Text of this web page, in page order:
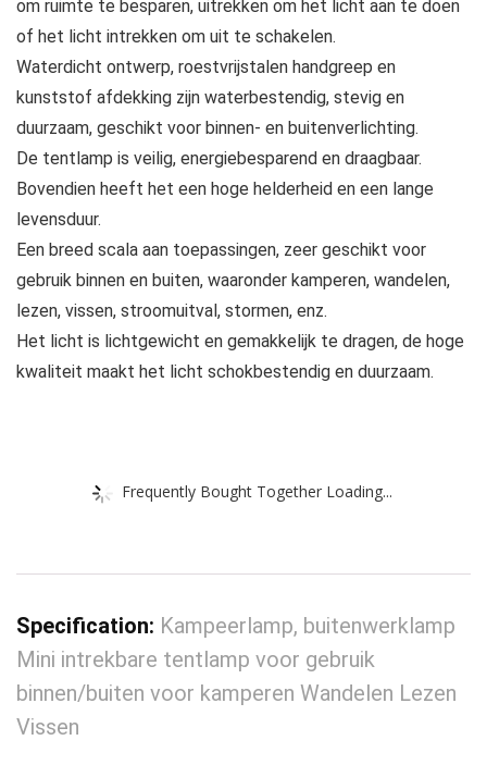
om ruimte te besparen, uitrekken om het licht aan te doen
of het licht intrekken om uit te schakelen.
Waterdicht ontwerp, roestvrijstalen handgreep en
kunststof afdekking zijn waterbestendig, stevig en
duurzaam, geschikt voor binnen- en buitenverlichting.
De tentlamp is veilig, energiebesparend en draagbaar.
Bovendien heeft het een hoge helderheid en een lange
levensduur.
Een breed scala aan toepassingen, zeer geschikt voor
gebruik binnen en buiten, waaronder kamperen, wandelen,
lezen, vissen, stroomuitval, stormen, enz.
Het licht is lichtgewicht en gemakkelijk te dragen, de hoge
kwaliteit maakt het licht schokbestendig en duurzaam.
Frequently Bought Together Loading...
Specification: Kampeerlamp, buitenwerklamp
Mini intrekbare tentlamp voor gebruik
binnen/buiten voor kamperen Wandelen Lezen
Vissen